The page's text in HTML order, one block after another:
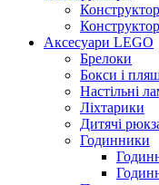
Аксесуари LEGO
Брелоки
Бокси і
Настільні
Ліхтарики
Дитячі
Годинники